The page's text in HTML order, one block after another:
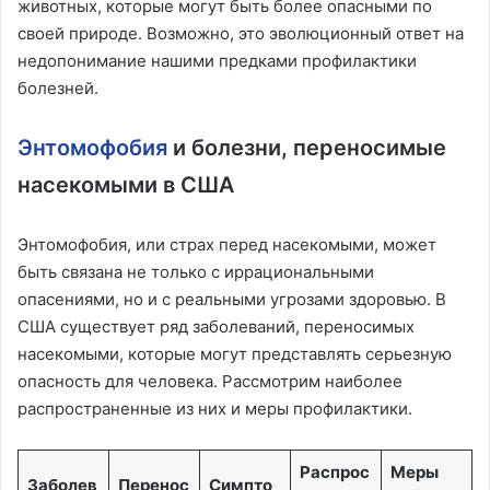
животных, которые могут быть более опасными по
своей природе. Возможно, это эволюционный ответ на
недопонимание нашими предками профилактики
болезней.
Энтомофобия и болезни, переносимые
насекомыми в США
Энтомофобия, или страх перед насекомыми, может
быть связана не только с иррациональными
опасениями, но и с реальными угрозами здоровью. В
США существует ряд заболеваний, переносимых
насекомыми, которые могут представлять серьезную
опасность для человека. Рассмотрим наиболее
распространенные из них и меры профилактики.
Заболев Перенос Симпто
Распрос
Меры